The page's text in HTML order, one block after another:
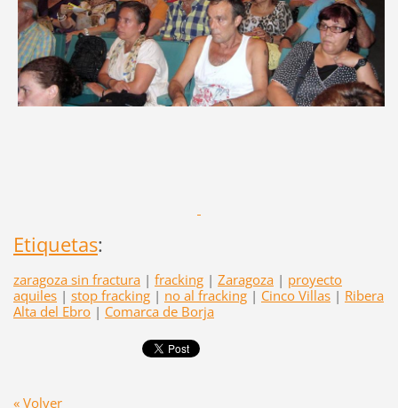
Etiquetas:
zaragoza sin fractura | fracking | Zaragoza | proyecto
aquiles | stop fracking | no al fracking | Cinco Villas | Ribera
Alta del Ebro | Comarca de Borja
« Volver